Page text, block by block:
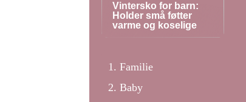
Vintersko for barn:
Holder små føtter
varme og koselige
Familie
Baby